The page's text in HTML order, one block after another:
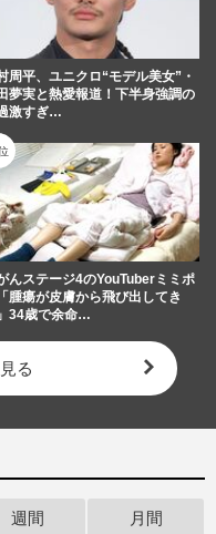
周平、ユニクロ“モデル美女”・
夢実と熱愛報道！下半身強調の
過激すぎ…
んステージ4のYouTuberミミポ
腫瘍が皮膚から飛び出してき
34歳で余命…
る
週間 月間